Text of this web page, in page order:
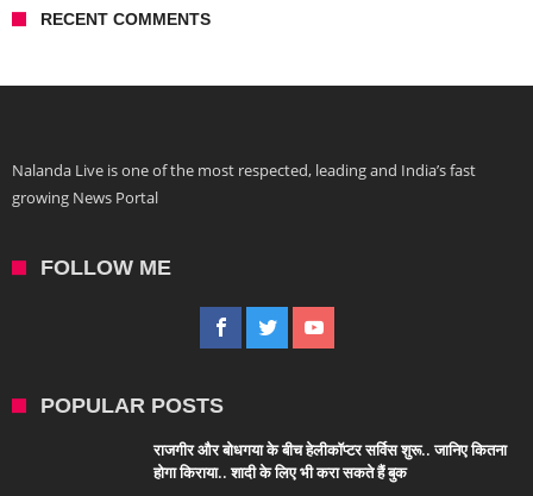
RECENT COMMENTS
Nalanda Live is one of the most respected, leading and India’s fast
growing News Portal
FOLLOW ME
POPULAR POSTS
राजगीर और बोधगया के बीच हेलीकॉप्टर सर्विस शुरू.. जानिए कितना
होगा किराया.. शादी के लिए भी करा सकते हैं बुक